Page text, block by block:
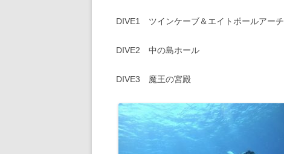
DIVE1 ツインケーブ＆エイトポールアーチ
DIVE2 中の島ホール
DIVE3 魔王の宮殿